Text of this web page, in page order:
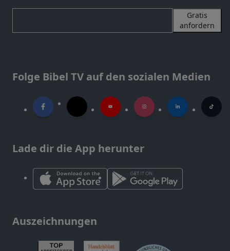
Gratis
anfordern
Folge Bibel TV auf den sozialen Medien
Lade dir die App herunter
Auszeichnungen